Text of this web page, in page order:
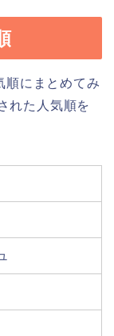
順にまとめてみ
れた人気順を